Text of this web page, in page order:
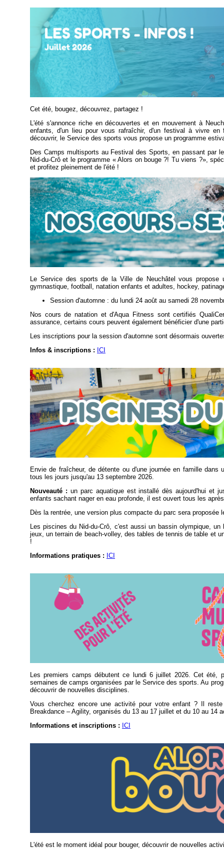
Cet été, bougez, découvrez, partagez !
L'été s'annonce riche en découvertes et en mouvement à
enfants, d'un lieu pour vous rafraîchir, d'un festival à vivre
découvrir, le Service des sports vous propose un programme
Des Camps multisports au Festival des Sports, en passant par
Nid-du-Crô et le programme « Alors on bouge ?! Tu viens ?»,
et profitez pleinement de l'été !
Le Service des sports de la Ville de Neuchâtel vous
gymnastique, football, natation enfants et adultes, hockey,
Session d'automne : du lundi 24 août au samedi 28
Nos cours de natation et d'Aqua Fitness sont certifiés
assurance, certains cours peuvent également bénéficier d'une
Les inscriptions pour la session d'automne sont désormais
Infos & inscriptions : ICI
Envie de fraîcheur, de détente ou d'une journée en famille
tous les jours jusqu'au 13 septembre 2026.
Nouveauté : un parc aquatique est installé dès aujourd'hui et
enfants sachant nager en eau profonde, il est ouvert tous les
Dès la rentrée, une version plus compacte du parc sera
Les piscines du Nid-du-Crô, c'est aussi un bassin olympique,
jeux, un terrain de beach-volley, des tables de tennis de table et
!
Informations pratiques : ICI
Les premiers camps débutent ce lundi 6 juillet 2026. Cet
semaines de camps organisées par le Service des sports. Au
découvrir de nouvelles disciplines.
Vous cherchez encore une activité pour votre enfant ? Il
Breakdance – Agility, organisés du 13 au 17 juillet et du 10 au 14
Informations et inscriptions : ICI
L'été est le moment idéal pour bouger, découvrir de nouvelles